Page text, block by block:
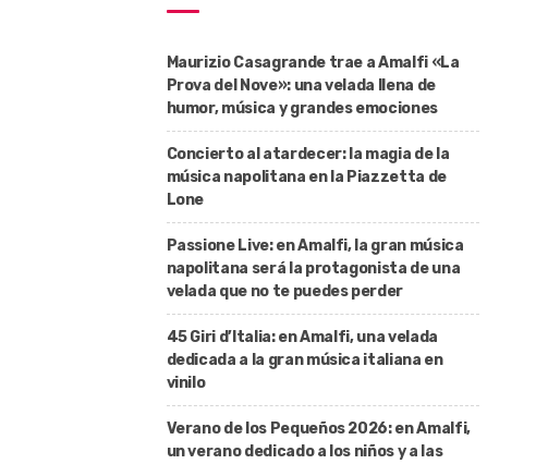
Maurizio Casagrande trae a Amalfi «La
Prova del Nove»: una velada llena de
humor, música y grandes emociones
Concierto al atardecer: la magia de la
música napolitana en la Piazzetta de
Lone
Passione Live: en Amalfi, la gran música
napolitana será la protagonista de una
velada que no te puedes perder
45 Giri d’Italia: en Amalfi, una velada
dedicada a la gran música italiana en
vinilo
Verano de los Pequeños 2026: en Amalfi,
un verano dedicado a los niños y a las